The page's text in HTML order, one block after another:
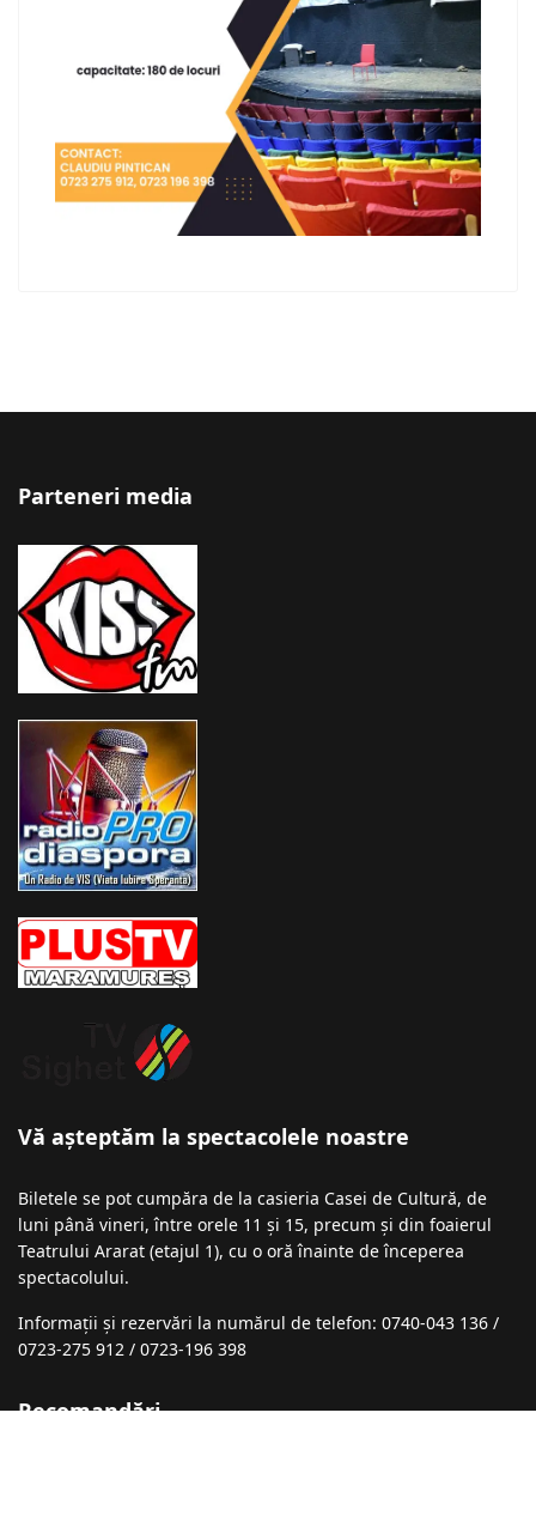
Parteneri media
Vă așteptăm la spectacolele noastre
Biletele se pot cumpăra de la casieria Casei de Cultură, de
luni până vineri, între orele 11 și 15, precum și din foaierul
Teatrului Ararat (etajul 1), cu o oră înainte de începerea
spectacolului.
Informații şi rezervări la numărul de telefon: 0740-043 136 /
0723-275 912 / 0723-196 398
Recomandări